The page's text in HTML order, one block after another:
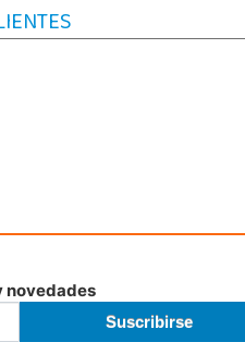
novedades